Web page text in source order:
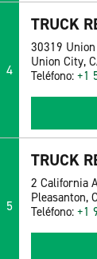
4
TRUCK
30319
Union City,
Teléfono: +1
5
TRUCK
2 California
Pleasanton,
Teléfono: +1